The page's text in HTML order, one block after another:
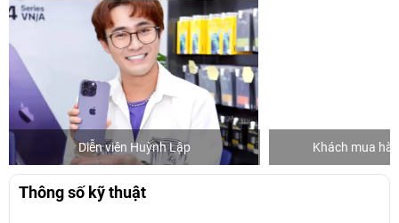
Diễn viên Huỳnh Lập Khách mua
Thông số kỹ thuật